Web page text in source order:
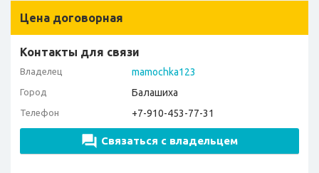
Цена договорная
Контакты для связи
Владелец mamochka123
Город Балашиха
Телефон +7-910-453-77-31
Связаться с владельцем